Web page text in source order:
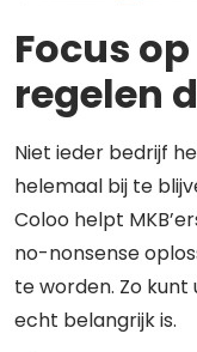
Focus
regelen
Niet ieder bedrijf
helemaal bij te
Coloo helpt
no-nonsense
te worden. Zo
echt belangrijk is.